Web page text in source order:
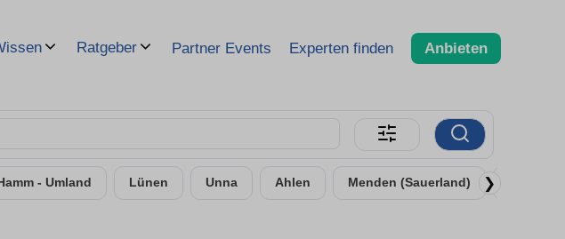
Ratgeber Partner Events Experten finden Anbieten
Hamm - Umland Lünen Unna Ahlen Menden (Sauerland) ❯